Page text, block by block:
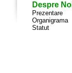
Despre
Prezentare
Organigrama
Statut